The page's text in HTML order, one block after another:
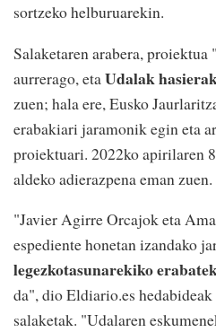
sortzeko helburuarekin.
Salaketaren arabera,
aurrerago, etaUdalak
zuen; hala ere, Eusko
erabakiari jaramonik egin eta
proiektuari. 2022ko apirilaren
aldeko adierazpena eman zuen.
"Javier Agirre Orcajok eta
espediente honetan izandako
legezkotasunarekiko
da", dio Eldiario.es
salaketak. "Udalaren